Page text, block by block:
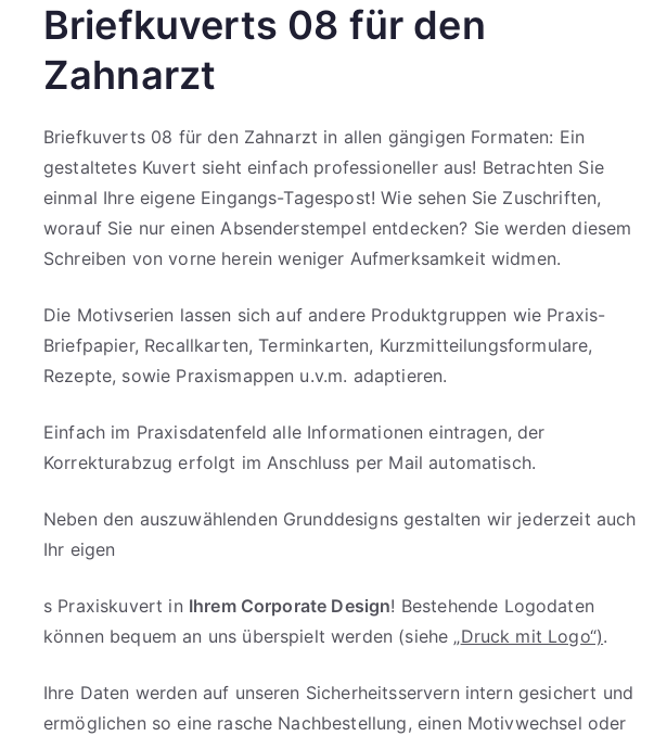
Briefkuverts 08 für den
Zahnarzt
Briefkuverts 08 für den Zahnarzt in allen gängigen Formaten: Ein
gestaltetes Kuvert sieht einfach professioneller aus! Betrachten Sie
einmal Ihre eigene Eingangs-Tagespost! Wie sehen Sie Zuschriften,
worauf Sie nur einen Absenderstempel entdecken? Sie werden diesem
Schreiben von vorne herein weniger Aufmerksamkeit widmen.
Die Motivserien lassen sich auf andere Produktgruppen wie Praxis-
Briefpapier, Recallkarten, Terminkarten, Kurzmitteilungsformulare,
Rezepte, sowie Praxismappen u.v.m. adaptieren.
Einfach im Praxisdatenfeld alle Informationen eintragen, der
Korrekturabzug erfolgt im Anschluss per Mail automatisch.
Neben den auszuwählenden Grunddesigns gestalten wir jederzeit auch
Ihr eigen
s Praxiskuvert in Ihrem Corporate Design! Bestehende Logodaten
können bequem an uns überspielt werden (siehe „Druck mit Logo“).
Ihre Daten werden auf unseren Sicherheitsservern intern gesichert und
ermöglichen so eine rasche Nachbestellung, einen Motivwechsel oder